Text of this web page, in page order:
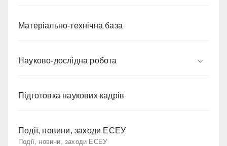
Матеріально-технічна база
Науково-дослідна робота
Підготовка наукових кадрів
Події, новини, заходи ЕСЕУ
Події, новини, заходи ЕСЕУ